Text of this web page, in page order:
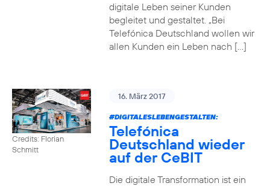
digitale Leben seiner Kunden
begleitet und gestaltet. „Bei
Telefónica Deutschland wollen wir
allen Kunden ein Leben nach […]
Credits: Florian
Schmitt
16. März 2017
#DIGITALESLEBENGESTALTEN:
Telefónica
Deutschland wieder
auf der CeBIT
Die digitale Transformation ist ein